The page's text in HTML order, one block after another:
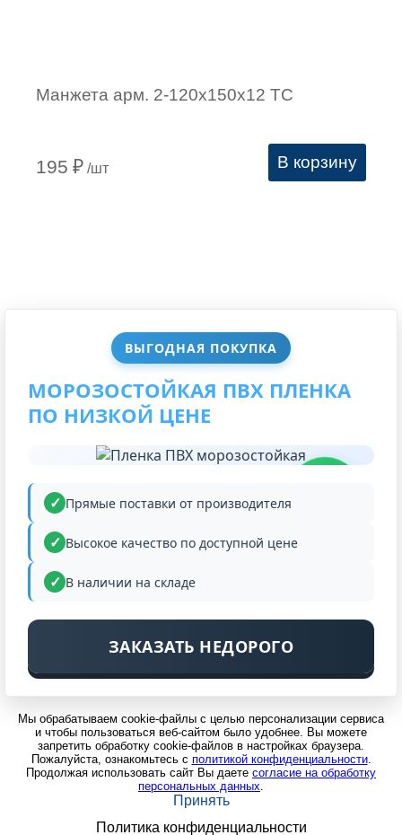
ВЫГОДНАЯ ПОКУПКА
МОРОЗОСТОЙКАЯ ПВХ ПЛЕНКА
ПО НИЗКОЙ ЦЕНЕ
Прямые поставки от производителя
Высокое качество по доступной цене
В наличии на складе
ЗАКАЗАТЬ НЕДОРОГО
Манжета арм. 2-120х150х12 ТС
195 ₽ /шт В корзину
Мы обрабатываем cookie-файлы с целью персонализации сервиса
и чтобы пользоваться веб-сайтом было удобнее. Вы можете
запретить обработку cookie-файлов в настройках браузера.
Пожалуйста, ознакомьтесь с политикой конфиденциальности.
Продолжая использовать сайт Вы даете согласие на обработку
персональных данных.
Принять
Политика конфиденциальности